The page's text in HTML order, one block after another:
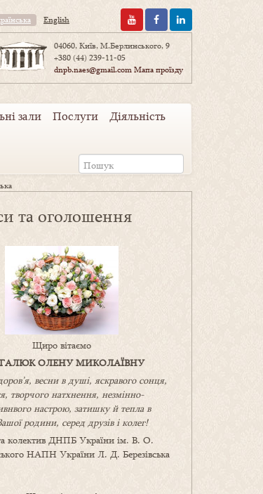
English
04060, Київ, М.Берлинського, 9
+380 (44) 239-11-05
dnpb.naes@gmail.comМапа проїзду
зали Послуги
Діяльність
та оголошення
Щиро вітаємо
ОЛЕНУ МИКОЛАЇВНУ
весни в душі, яскравого сонця,
творчого натхнення, незмінно-
настрою, затишкуйтепла в
ашоїродини, серед друзів і колег!
колектив ДНПБ України ім. В. О.
НАПН України Л. Д. Березівська